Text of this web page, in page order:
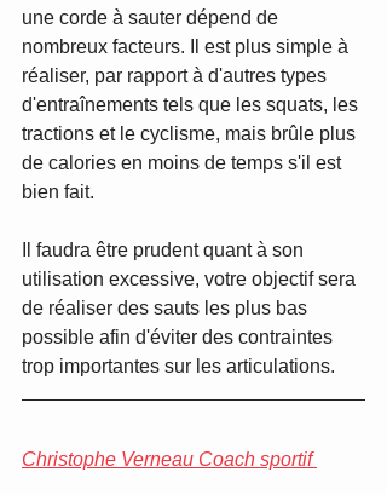
une corde à sauter dépend de
nombreux facteurs. Il est plus simple à
réaliser, par rapport à d'autres types
d'entraînements tels que les squats, les
tractions et le cyclisme, mais brûle plus
de calories en moins de temps s'il est
bien fait.
Il faudra être prudent quant à son
utilisation excessive, votre objectif sera
de réaliser des sauts les plus bas
possible afin d'éviter des contraintes
trop importantes sur les articulations.
Christophe Verneau Coach sportif